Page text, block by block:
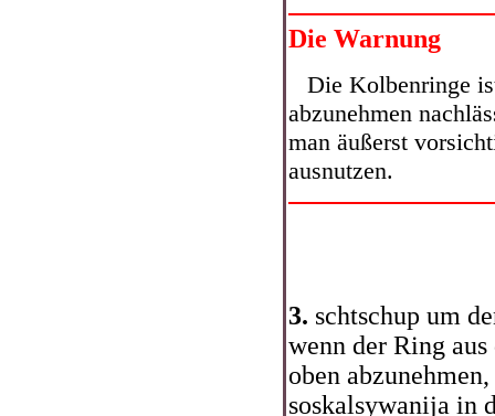
Die Warnung
Die Kolbenringe
abzunehmen
man äußerst
ausnutzen.
3. schtschup um
wenn der Ring
oben
soskalsywanija in